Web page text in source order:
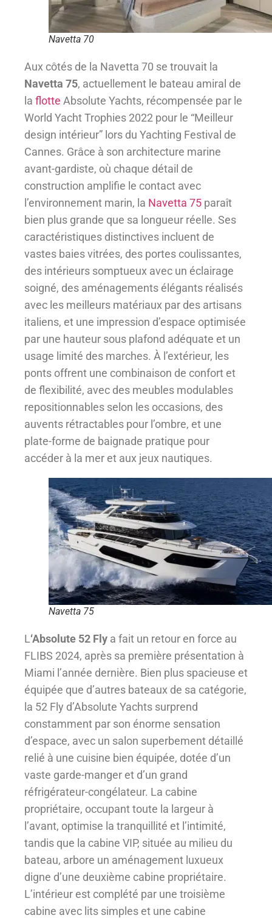
Navetta 70
Aux côtés de la Navetta 70 se trouvait la
Navetta 75, actuellement le bateau amiral de
la flotte Absolute Yachts, récompensée par le
World Yacht Trophies 2022 pour le “Meilleur
design intérieur” lors du Yachting Festival de
Cannes. Grâce à son architecture marine
avant-gardiste, où chaque détail de
construction amplifie le contact avec
l’environnement marin, la Navetta 75 paraît
bien plus grande que sa longueur réelle. Ses
caractéristiques distinctives incluent de
vastes baies vitrées, des portes coulissantes,
des intérieurs somptueux avec un éclairage
soigné, des aménagements élégants réalisés
avec les meilleurs matériaux par des artisans
italiens, et une impression d’espace optimisée
par une hauteur sous plafond adéquate et un
usage limité des marches. À l’extérieur, les
ponts offrent une combinaison de confort et
de flexibilité, avec des meubles modulables
repositionnables selon les occasions, des
auvents rétractables pour l’ombre, et une
plate-forme de baignade pratique pour
accéder à la mer et aux jeux nautiques.
Navetta 75
L‘Absolute 52 Fly a fait un retour en force au
FLIBS 2024, après sa première présentation à
Miami l’année dernière. Bien plus spacieuse et
équipée que d’autres bateaux de sa catégorie,
la 52 Fly d’Absolute Yachts surprend
constamment par son énorme sensation
d’espace, avec un salon superbement détaillé
relié à une cuisine bien équipée, dotée d’un
vaste garde-manger et d’un grand
réfrigérateur-congélateur. La cabine
propriétaire, occupant toute la largeur à
l’avant, optimise la tranquillité et l’intimité,
tandis que la cabine VIP, située au milieu du
bateau, arbore un aménagement luxueux
digne d’une deuxième cabine propriétaire.
L’intérieur est complété par une troisième
cabine avec lits simples et une cabine